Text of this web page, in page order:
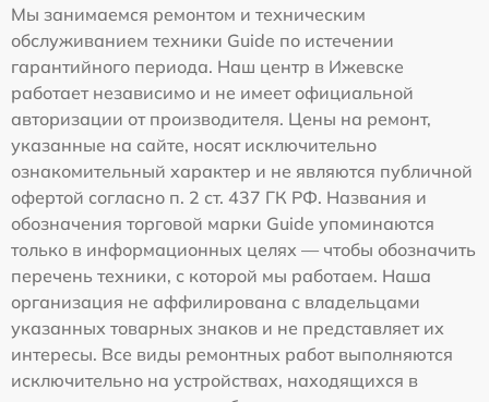
Мы занимаемся ремонтом и техническим
обслуживанием техники Guide по истечении
гарантийного периода. Наш центр в Ижевске
работает независимо и не имеет официальной
авторизации от производителя. Цены на ремонт,
указанные на сайте, носят исключительно
ознакомительный характер и не являются публичной
офертой согласно п. 2 ст. 437 ГК РФ. Названия и
обозначения торговой марки Guide упоминаются
только в информационных целях — чтобы обозначить
перечень техники, с которой мы работаем. Наша
организация не аффилирована с владельцами
указанных товарных знаков и не представляет их
интересы. Все виды ремонтных работ выполняются
исключительно на устройствах, находящихся в